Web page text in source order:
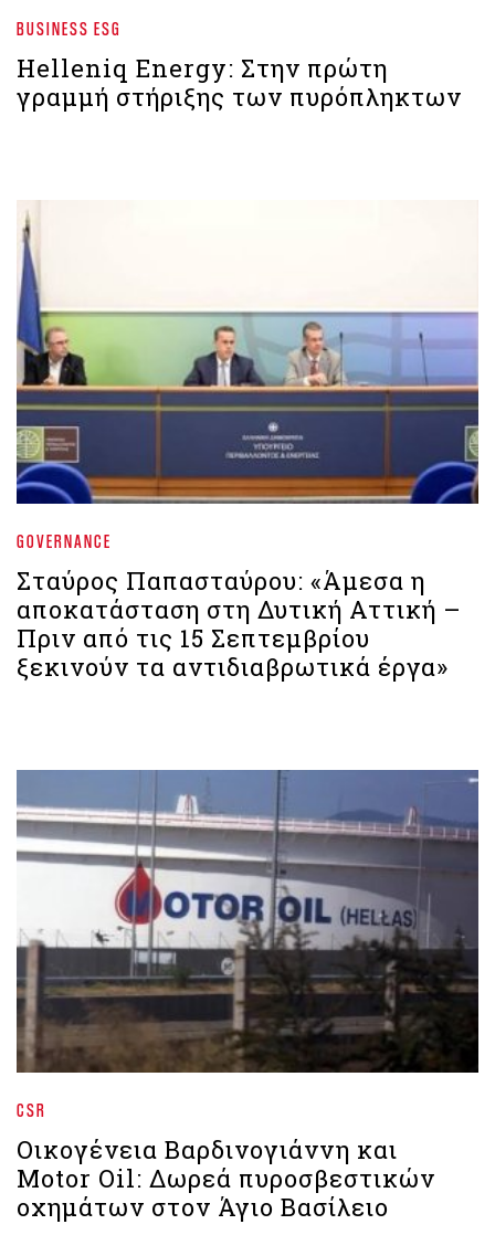
BUSINESS ESG
Helleniq Energy: Στην πρώτη
γραμμή στήριξης των πυρόπληκτων
GOVERNANCE
Σταύρος Παπασταύρου: «Άμεσα η
αποκατάσταση στη Δυτική Αττική –
Πριν από τις 15 Σεπτεμβρίου
ξεκινούν τα αντιδιαβρωτικά έργα»
CSR
Οικογένεια Βαρδινογιάννη και
Motor Oil: Δωρεά πυροσβεστικών
οχημάτων στον Άγιο Βασίλειο